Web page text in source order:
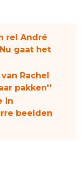
rel André
gaat het
Rachel
pakken''
in
beelden